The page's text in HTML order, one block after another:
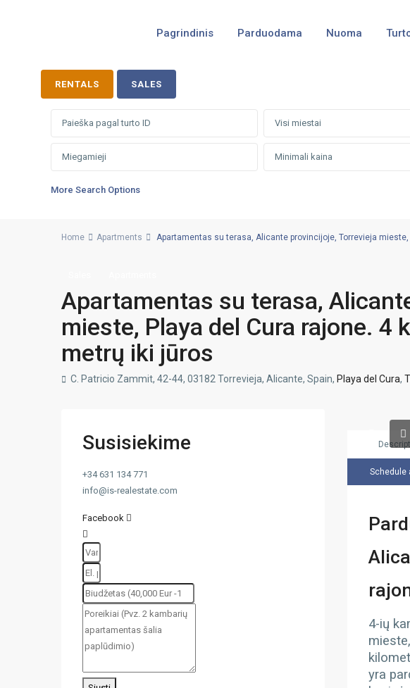
Pagrindinis Parduodama Nuoma
RENTALS SALES
Visi miestai
More Search Options
Home Apartments Apartamentas su terasa, Alicante provincijoje, Torrevieja
Apartamentas su terasa,
mieste, Playa del Cura rajone. 4
metrų iki jūros
C. Patricio Zammit, 42-44, 03182 Torrevieja, Alicante, Spain, Playa del Cura,
Schedule
4-ių
yra
Susisiekime
+34 631 134 771
info@is-realestate.com
Facebook